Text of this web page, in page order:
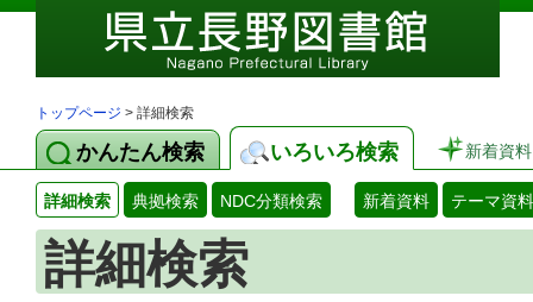
トップページ > 詳細検索
かんたん検索 いろいろ検索 新着資料
詳細検索 典拠検索 NDC分類検索 新着資料 テーマ資料
詳細検索